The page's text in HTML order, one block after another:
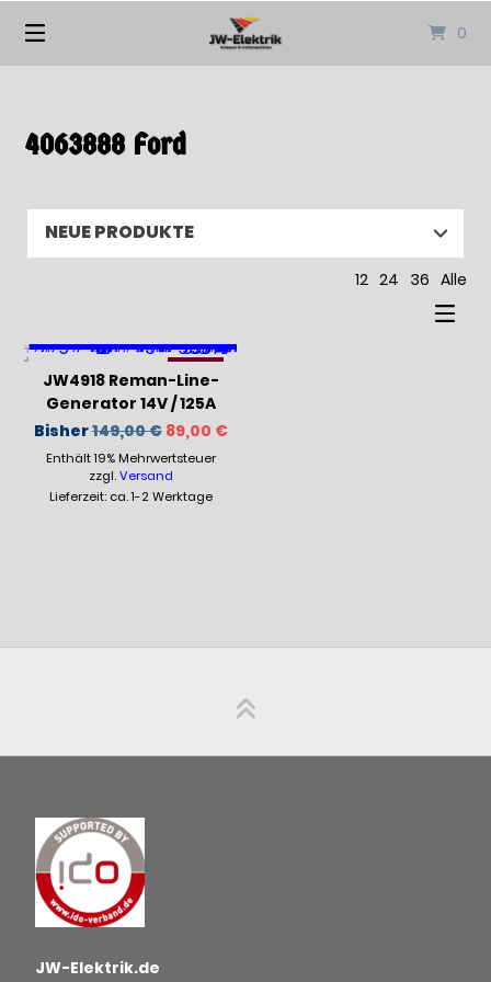
0
4063888 Ford
12 24 36 Alle
-41%
JW4918 Reman-Line-
Generator 14V / 125A
Bisher149,00€ Ursprünglicher
Preis
war:
149,00 €
89,00 €Aktueller
Enthält 19% Mehrwertsteuer
zzgl.Versand
Lieferzeit: ca. 1-2 Werktage
JW-Elektrik.de